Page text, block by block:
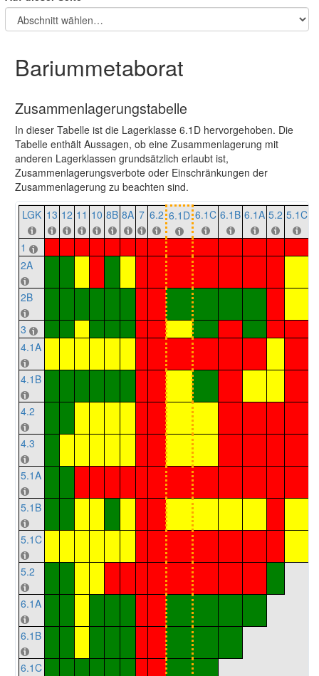
Bariummetaborat
Zusammenlagerungstabelle
In dieser Tabelle ist die Lagerklasse 6.1D hervorgehoben. Die
Tabelle enthält Aussagen, ob eine Zusammenlagerung mit
anderen Lagerklassen grundsätzlich erlaubt ist,
Zusammenlagerungsverbote oder Einschränkungen der
Zusammenlagerung zu beachten sind.
LGK 13 12 11 10 8B 8A 7 6.2 6.1D 6.1C 6.1B 6.1A 5.2 5.1C
1
2A
2B
3
4.1A
4.1B
4.2
4.3
5.1A
5.1B
5.1C
5.2
6.1A
6.1B
6.1C